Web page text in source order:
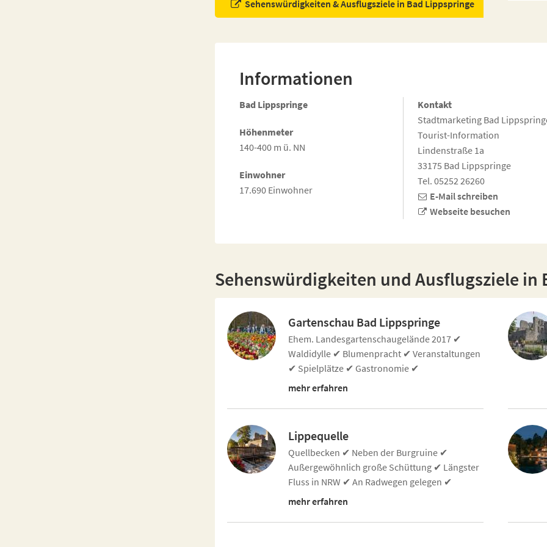
Sehenswürdigkeiten & Ausflugsziele in Bad Lippspringe
Informationen
Bad Lippspringe
Höhenmeter
140-400 m ü. NN
Einwohner
17.690 Einwohner
Kontakt
Stadtmarketing Bad
Tourist-Information
Lindenstraße 1a
33175 Bad Lippspringe
Tel. 05252 26260
E-Mail schreiben
Webseite besuchen
Sehenswürdigkeiten und Ausflugsziele in
Gartenschau Bad Lippspringe
Ehem. Landesgartenschaugelände 2017 ✔
Waldidylle ✔ Blumenpracht ✔ Veranstaltungen
✔ Spielplätze ✔ Gastronomie ✔
mehr erfahren
Lippequelle
Quellbecken ✔ Neben der Burgruine ✔
Außergewöhnlich große Schüttung ✔ Längster
Fluss in NRW ✔ An Radwegen gelegen ✔
mehr erfahren